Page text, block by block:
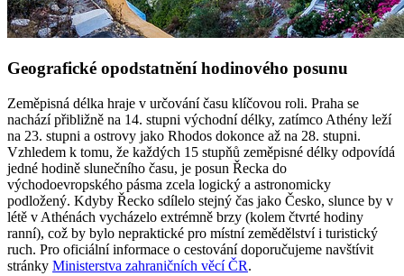
Geografické opodstatnění hodinového posunu
Zeměpisná délka hraje v určování času klíčovou roli. Praha se
nachází přibližně na 14. stupni východní délky, zatímco Athény leží
na 23. stupni a ostrovy jako Rhodos dokonce až na 28. stupni.
Vzhledem k tomu, že každých 15 stupňů zeměpisné délky odpovídá
jedné hodině slunečního času, je posun Řecka do
východoevropského pásma zcela logický a astronomicky
podložený. Kdyby Řecko sdílelo stejný čas jako Česko, slunce by v
létě v Athénách vycházelo extrémně brzy (kolem čtvrté hodiny
ranní), což by bylo nepraktické pro místní zemědělství i turistický
ruch. Pro oficiální informace o cestování doporučujeme navštívit
stránky Ministerstva zahraničních věcí ČR.